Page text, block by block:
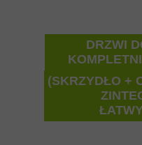
(SKRZYDŁO +
DRZWI